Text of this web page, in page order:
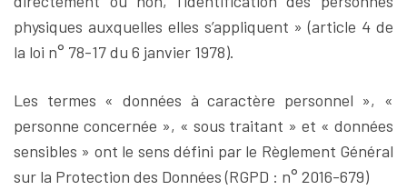
physiques auxquelles elles s’appliquent » (article 4 de
la loi n° 78-17 du 6 janvier 1978).
Les termes « données à caractère personnel », «
personne concernée », « sous traitant » et « données
sensibles » ont le sens défini par le Règlement Général
sur la Protection des Données (RGPD : n° 2016-679)